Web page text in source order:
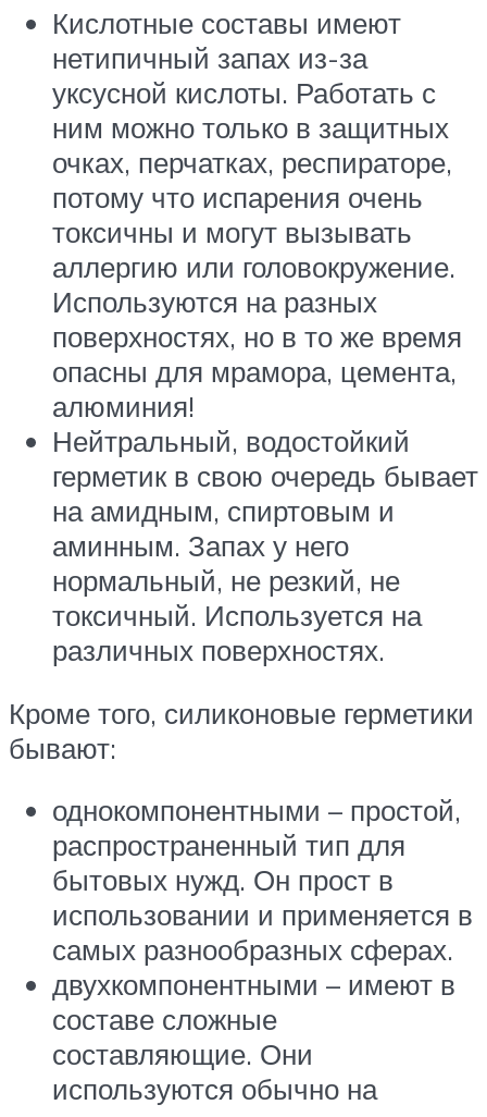
Кислотные составы имеют
нетипичный запах из-за
уксусной кислоты. Работать с
ним можно только в защитных
очках, перчатках, респираторе,
потому что испарения очень
токсичны и могут вызывать
аллергию или головокружение.
Используются на разных
поверхностях, но в то же время
опасны для мрамора, цемента,
алюминия!
Нейтральный, водостойкий
герметик в свою очередь бывает
на амидным, спиртовым и
аминным. Запах у него
нормальный, не резкий, не
токсичный. Используется на
различных поверхностях.
Кроме того, силиконовые герметики
бывают:
однокомпонентными – простой,
распространенный тип для
бытовых нужд. Он прост в
использовании и применяется в
самых разнообразных сферах.
двухкомпонентными – имеют в
составе сложные
составляющие. Они
используются обычно на